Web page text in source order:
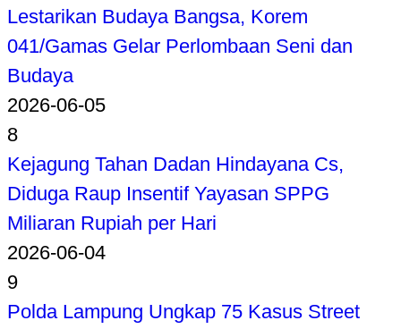
Lestarikan Budaya Bangsa, Korem
041/Gamas Gelar Perlombaan Seni dan
Budaya
2026-06-05
8
Kejagung Tahan Dadan Hindayana Cs,
Diduga Raup Insentif Yayasan SPPG
Miliaran Rupiah per Hari
2026-06-04
9
Polda Lampung Ungkap 75 Kasus Street